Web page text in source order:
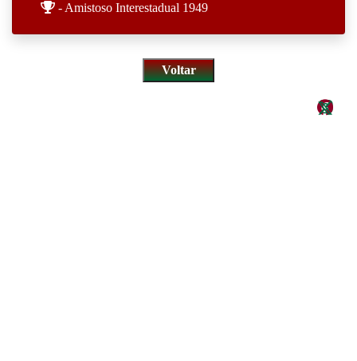
- Amistoso Interestadual 1949